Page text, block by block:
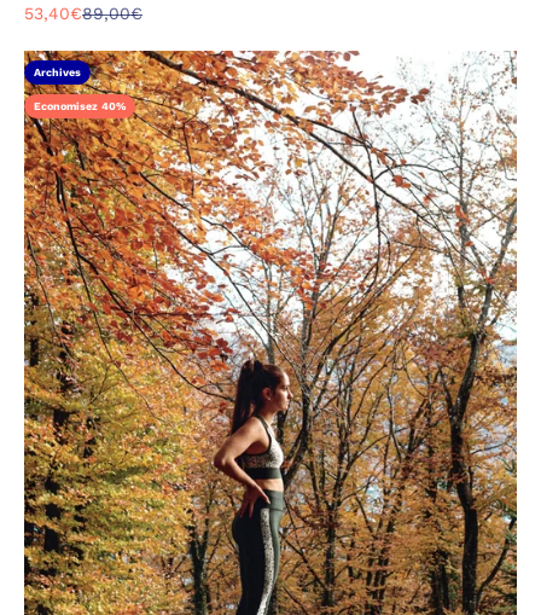
Prix de vente
53,40€Prix normal
89,00€
Archives
Economisez 40%